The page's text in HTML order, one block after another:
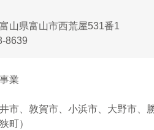
山県富山市西荒屋531番1
8639
業
市、敦賀市、小浜市、大野市、
町）